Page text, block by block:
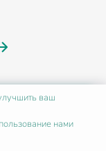
ваш
нами